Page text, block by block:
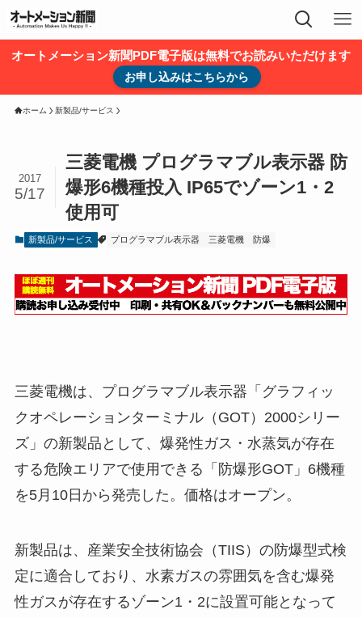
オートメーション新聞PDF電子版は無料でお読みいただけます
お申し込みはこちらから
ホーム 新製品/サービス
三菱電機 プログラマブル表示器 防
爆形6機種投入 IP65でゾーン1・2
使用可
2017
5/17
新製品/サービス プログラマブル表示器 三菱電機 防爆
三菱電機は、プログラマブル表示器「グラフィッ
クオペレーションターミナル（GOT）2000シリー
ズ」の新製品として、爆発性ガス・水蒸気が存在
する危険エリアで使用できる「防爆形GOT」6機種
を5月10日から発売した。価格はオープン。
新製品は、産業安全技術協会（TIIS）の防爆型式検
定に適合しており、水素ガスの雰囲気を含む爆発
性ガスが存在するゾーン1・2に設置可能となって